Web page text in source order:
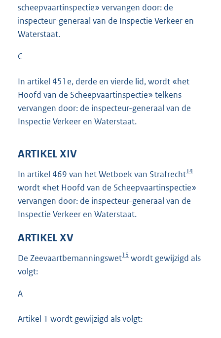
scheepvaartinspectie» vervangen door: de
inspecteur-generaal van de Inspectie Verkeer en
Waterstaat.
C
In artikel 451e, derde en vierde lid, wordt «het
Hoofd van de Scheepvaartinspectie» telkens
vervangen door: de inspecteur-generaal van de
Inspectie Verkeer en Waterstaat.
ARTIKEL XIV
In artikel 469 van het Wetboek van Strafrecht14
wordt «het Hoofd van de Scheepvaartinspectie»
vervangen door: de inspecteur-generaal van de
Inspectie Verkeer en Waterstaat.
ARTIKEL XV
De Zeevaartbemanningswet15 wordt gewijzigd als
volgt:
A
Artikel 1 wordt gewijzigd als volgt: